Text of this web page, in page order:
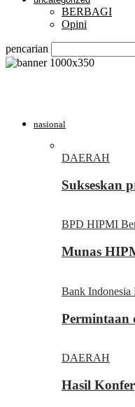
BERBAGI
Opini
pencarian
nasional
DAERAH
Sukseskan
BPD HIPMI
Munas
Bank Indonesia
Permintaan
DAERAH
Hasil